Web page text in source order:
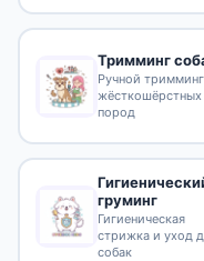
Тримминг
Ручной тримминг
жёсткошёрстных
пород
груминг
Гигиеническая
стрижка и уход
собак